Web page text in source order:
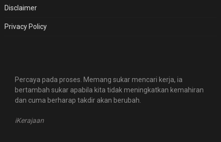
Disclaimer
Privacy Policy
Percaya pada proses. Memang sukar mencari kerja, ia
bertambah sukar apabila kita tidak meningkatkan kemahiran
dan cuma berharap takdir akan berubah.
iKerajaan